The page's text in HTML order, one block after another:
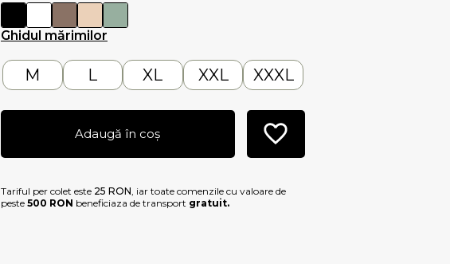
Ghidul mărimilor
M L XL XXL XXXL
Adaugă în coș
Tariful per colet este 25 RON , iar toate comenzile cu valoare de
peste 500 RON beneficiaza de transport gratuit.